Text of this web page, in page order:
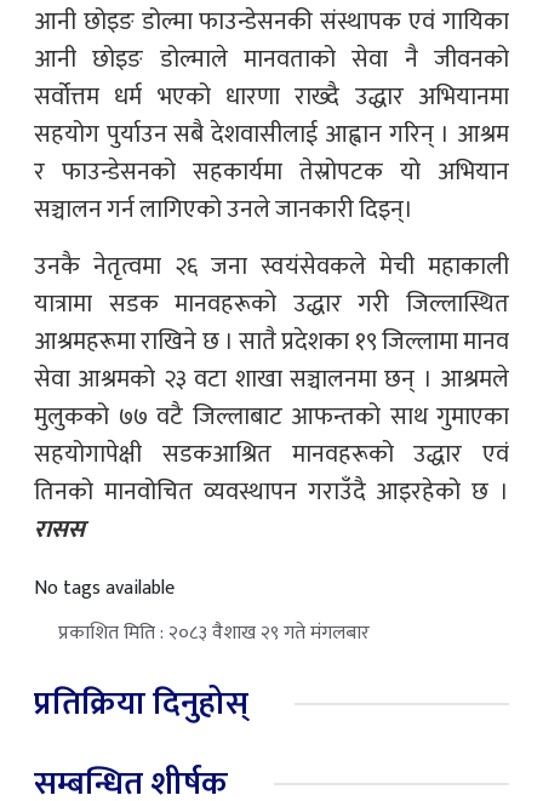
आनी छोइङ डोल्मा फाउन्डेसनकी संस्थापक एवं गायिका
आनी छोइङ डोल्माले मानवताको सेवा नै जीवनको
सर्वोत्तम धर्म भएको धारणा राख्दै उद्धार अभियानमा
सहयोग पुर्याउन सबै देशवासीलाई आह्वान गरिन् । आश्रम
र फाउन्डेसनको सहकार्यमा तेस्रोपटक यो अभियान
सञ्चालन गर्न लागिएको उनले जानकारी दिइन्।
उनकै नेतृत्वमा २६ जना स्वयंसेवकले मेची महाकाली
यात्रामा सडक मानवहरूको उद्धार गरी जिल्लास्थित
आश्रमहरूमा राखिने छ । सातै प्रदेशका १९ जिल्लामा मानव
सेवा आश्रमको २३ वटा शाखा सञ्चालनमा छन् । आश्रमले
मुलुकको ७७ वटै जिल्लाबाट आफन्तको साथ गुमाएका
सहयोगापेक्षी सडकआश्रित मानवहरूको उद्धार एवं
तिनको मानवोचित व्यवस्थापन गराउँदै आइरहेको छ ।
रासस
No tags available
प्रकाशित मिति : २०८३ वैशाख २९ गते मंगलबार
प्रतिक्रिया दिनुहोस्
सम्बन्धित शीर्षक